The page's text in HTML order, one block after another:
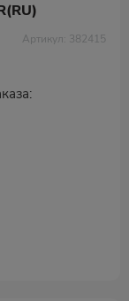
Артикул: 382415